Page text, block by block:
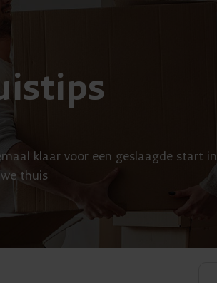
klaar voor een geslaagde start in
thuis